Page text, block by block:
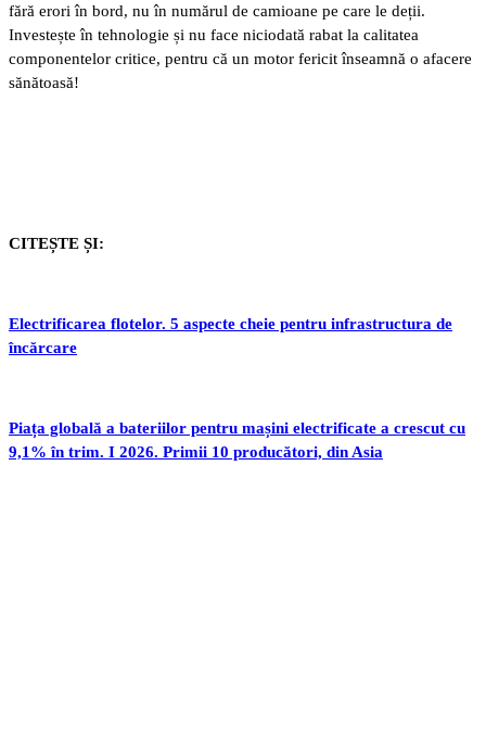
fără erori în bord, nu în numărul de camioane pe care le deții.
Investește în tehnologie și nu face niciodată rabat la calitatea
componentelor critice, pentru că un motor fericit înseamnă o afacere
sănătoasă!
CITEȘTE ȘI:
Electrificarea flotelor. 5 aspecte cheie pentru infrastructura de
încărcare
Piața globală a bateriilor pentru mașini electrificate a crescut cu
9,1% în trim. I 2026. Primii 10 producători, din Asia